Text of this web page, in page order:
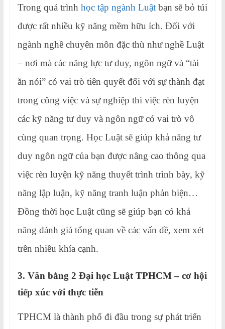
Trong quá trình học tập ngành Luậtbạn sẽ bỏ túi
được rất nhiều kỹ năng mềm hữu ích. Đối với
ngành nghề chuyên môn đặc thù như nghề Luật
– nơi mà các năng lực tư duy, ngôn ngữ và “tài
ăn nói” có vai trò tiên quyết đối với sự thành đạt
trong công việc và sự nghiệp thì việc rèn luyện
các kỹ năng tư duy và ngôn ngữ có vai trò vô
cùng quan trọng. Học Luật sẽ giúp khả năng tư
duy ngôn ngữ của bạn được nâng cao thông qua
việc rèn luyện kỹ năng thuyết trình trình bày, kỹ
năng lập luận, kỹ năng tranh luận phản biện…
Đồng thời học Luật cũng sẽ giúp bạn có khả
năng đánh giá tổng quan về các vấn đề, xem xét
trên nhiều khía cạnh.
3. Văn bằng 2 Đại học Luật TPHCM – cơ hội
tiếp xúc với thực tiễn
TPHCM là thành phố đi đầu trong sự phát triển